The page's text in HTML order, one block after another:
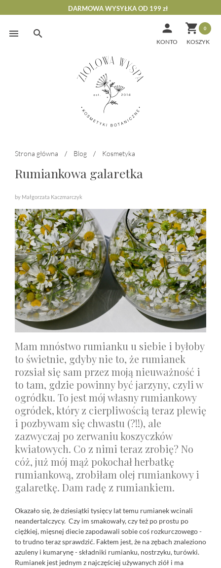
Skip
DARMOWA WYSYŁKA OD 199 zł
 0

KONTO
Strona główna / Blog / Kosmetyka
Rumiankowa galaretka
by Małgorzata Kaczmarczyk
Mam mnóstwo rumianku u siebie i byłoby
to świetnie, gdyby nie to, że rumianek
rozsiał się sam przez moją nieuważność i
to tam, gdzie powinny być jarzyny, czyli w
ogródku. To jest mój własny rumiankowy
ogródek, który z cierpliwością teraz plewię
i pozbywam się chwastu (?!!), ale
zazwyczaj po zerwaniu koszyczków
kwiatowych. Co z nimi teraz zrobię? No
cóż, już mój mąż pokochał herbatkę
rumiankową, zrobiłam olej rumiankowy i
galaretkę. Dam radę z rumiankiem.
Okazało się, że dziesiątki tysięcy lat temu rumianek wcinali
neandertalczycy. Czy im smakowały, czy też po prostu po
ciężkiej, mięsnej diecie zapodawali sobie coś rozkurczowego -
to trudno teraz sprawdzić. Faktem jest, że na zębach znaleziono
azuleny i kumarynę - składniki rumianku, nostrzyku, turówki.
Rumianek jest jednym z najczęściej używanych ziół i ma